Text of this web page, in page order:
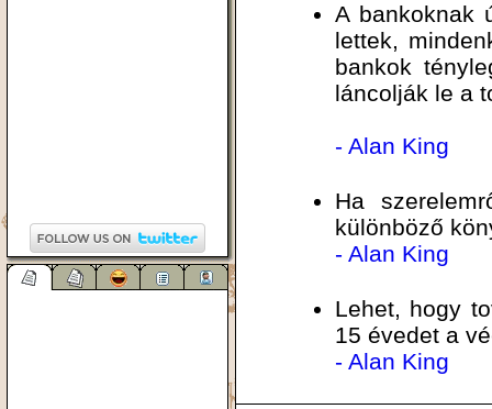
A bankoknak
lettek,
bankok
láncolják le a
- Alan King
Ha
különböző
- Alan King
Lehet, hogy
15 évedet a
- Alan King